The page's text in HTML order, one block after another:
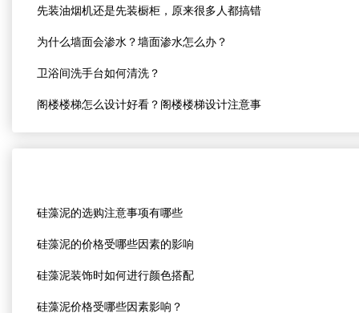
先装油烟机还是先装橱柜，原来很多人都搞错
为什么墙面会渗水？墙面渗水怎么办？
卫浴间洗手台如何清洗？
阁楼楼梯怎么设计好看？阁楼楼梯设计注意事
硅藻泥的选购注意事项有哪些
硅藻泥的价格受哪些因素的影响
硅藻泥装饰时如何进行颜色搭配
硅藻泥价格受哪些因素影响？